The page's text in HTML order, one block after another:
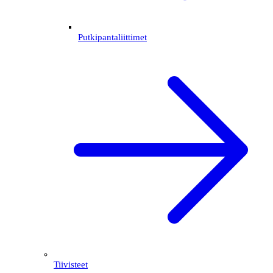
Putkipantaliittimet
Tiivisteet